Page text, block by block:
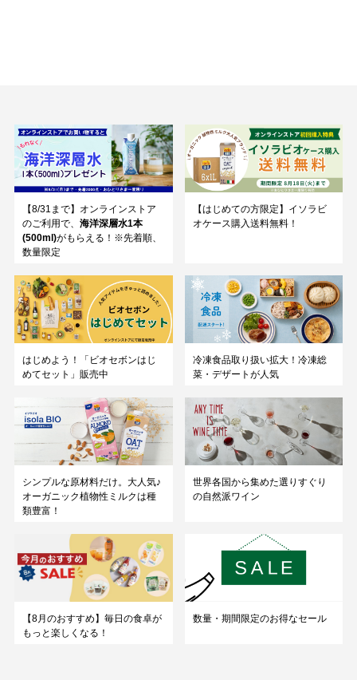
【8/31まで】オンラインストア
のご利用で、 海洋深層水1本
(500ml)がもらえる！※先着順、
数量限定
【はじめての方限定】イソラビ
オケース購入送料無料！
はじめよう！「ビオセボンはじ
めてセット」販売中
冷凍食品取り扱い拡大！冷凍総
菜・デザートが人気
シンプルな原材料だけ。大人気♪
オーガニック植物性ミルクは種
類豊富！
世界各国から集めた選りすぐり
の自然派ワイン
【8月のおすすめ】毎日の食卓が
もっと楽しくなる！
数量・期間限定のお得なセール